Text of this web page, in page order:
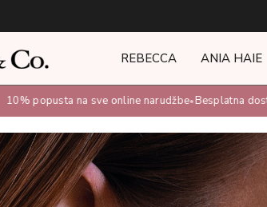
REBECCA ANIA HAIE
10% popusta na sve online narudžbe •Besplatna